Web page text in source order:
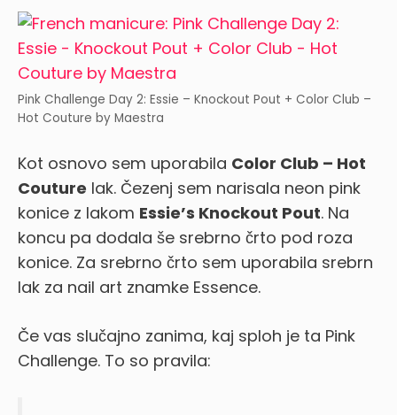
Pink Challenge Day 2: Essie – Knockout Pout + Color Club –
Hot Couture by Maestra
Kot osnovo sem uporabila Color Club – Hot
Couture lak. Čezenj sem narisala neon pink
konice z lakom Essie’s Knockout Pout. Na
koncu pa dodala še srebrno črto pod roza
konice. Za srebrno črto sem uporabila srebrn
lak za nail art znamke Essence.
Če vas slučajno zanima, kaj sploh je ta Pink
Challenge. To so pravila: